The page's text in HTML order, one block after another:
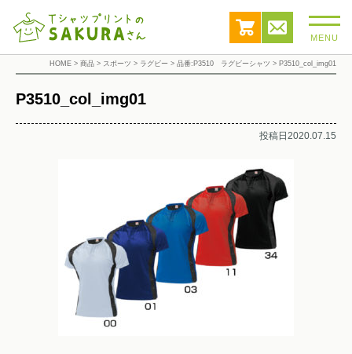
MENU
HOME > 商品 > スポーツ > ラグビー > 品番:P3510 ラグビーシャツ > P3510_col_img01
P3510_col_img01
投稿日2020.07.15